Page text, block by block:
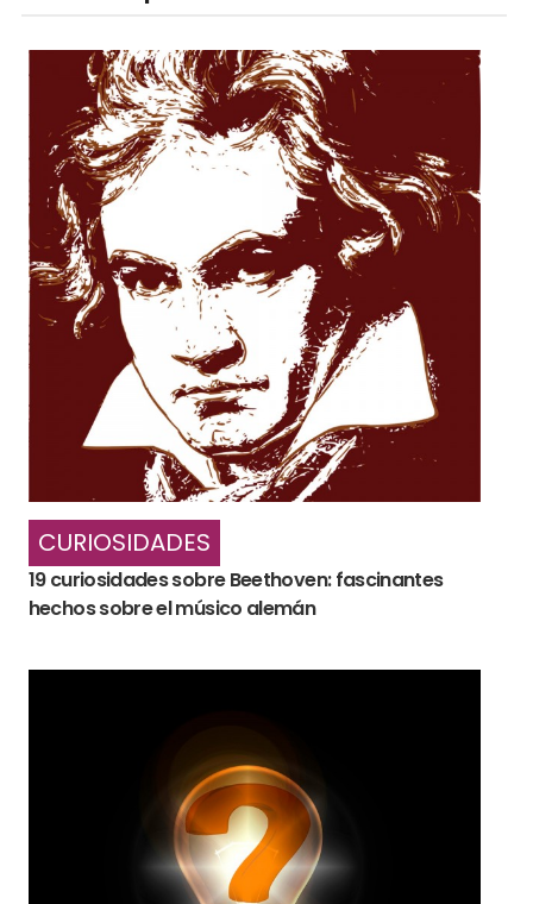
CURIOSIDADES
19 curiosidades sobre Beethoven: fascinantes
hechos sobre el músico alemán